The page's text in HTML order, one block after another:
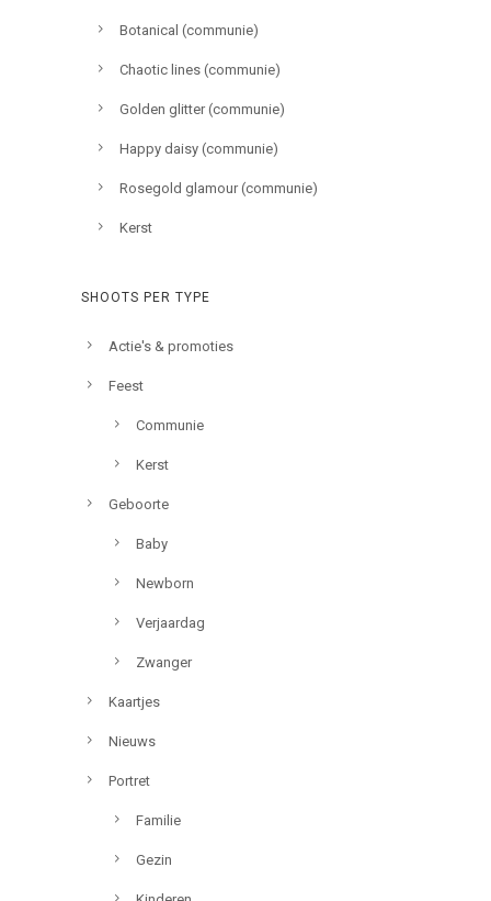
Botanical (communie)
Chaotic lines (communie)
Golden glitter (communie)
Happy daisy (communie)
Rosegold glamour (communie)
Kerst
SHOOTS PER TYPE
Actie's & promoties
Feest
Communie
Kerst
Geboorte
Baby
Newborn
Verjaardag
Zwanger
Kaartjes
Nieuws
Portret
Familie
Gezin